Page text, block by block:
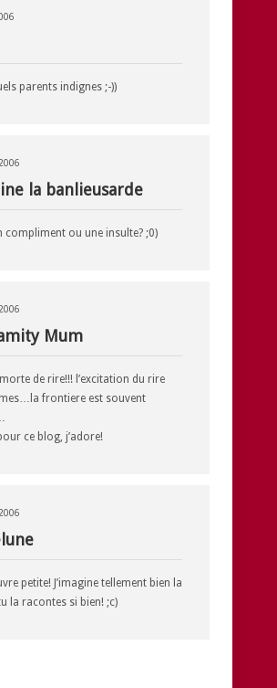
parents indignes ;-))
la banlieusarde
compliment ou une insulte? ;0)
Mum
de rire!!! l’excitation du rire
frontiere est souvent
ce blog, j’adore!
petite! J’imagine tellement bien la
la racontes si bien! ;c)